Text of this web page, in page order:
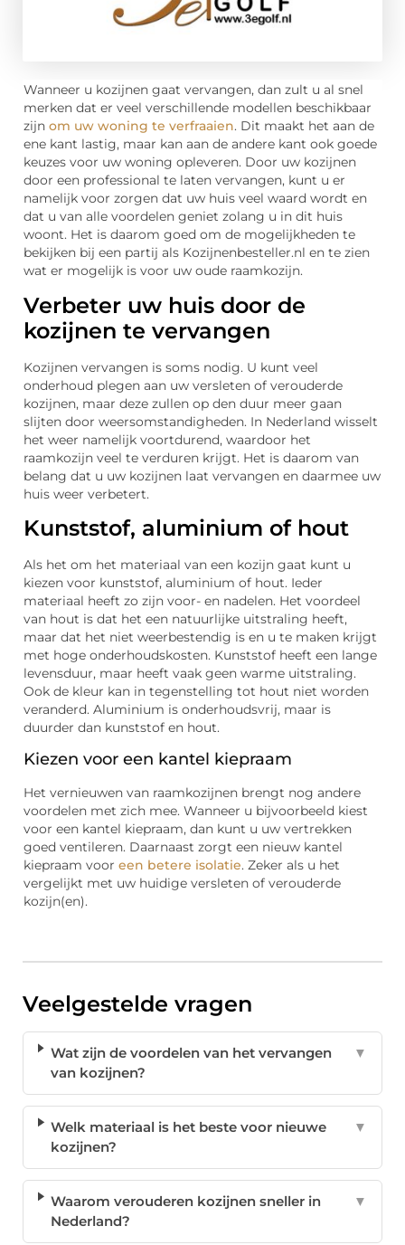
Wanneer u kozijnen gaat vervangen, dan zult u al snel
merken dat er veel verschillende modellen beschikbaar
zijn om uw woning te verfraaien. Dit maakt het aan de
ene kant lastig, maar kan aan de andere kant ook goede
keuzes voor uw woning opleveren. Door uw kozijnen
door een professional te laten vervangen, kunt u er
namelijk voor zorgen dat uw huis veel waard wordt en
dat u van alle voordelen geniet zolang u in dit huis
woont. Het is daarom goed om de mogelijkheden te
bekijken bij een partij als Kozijnenbesteller.nl en te zien
wat er mogelijk is voor uw oude raamkozijn.
Verbeter uw huis door de
kozijnen te vervangen
Kozijnen vervangen is soms nodig. U kunt veel
onderhoud plegen aan uw versleten of verouderde
kozijnen, maar deze zullen op den duur meer gaan
slijten door weersomstandigheden. In Nederland wisselt
het weer namelijk voortdurend, waardoor het
raamkozijn veel te verduren krijgt. Het is daarom van
belang dat u uw kozijnen laat vervangen en daarmee uw
huis weer verbetert.
Kunststof, aluminium of hout
Als het om het materiaal van een kozijn gaat kunt u
kiezen voor kunststof, aluminium of hout. Ieder
materiaal heeft zo zijn voor- en nadelen. Het voordeel
van hout is dat het een natuurlijke uitstraling heeft,
maar dat het niet weerbestendig is en u te maken krijgt
met hoge onderhoudskosten. Kunststof heeft een lange
levensduur, maar heeft vaak geen warme uitstraling.
Ook de kleur kan in tegenstelling tot hout niet worden
veranderd. Aluminium is onderhoudsvrij, maar is
duurder dan kunststof en hout.
Kiezen voor een kantel kiepraam
Het vernieuwen van raamkozijnen brengt nog andere
voordelen met zich mee. Wanneer u bijvoorbeeld kiest
voor een kantel kiepraam, dan kunt u uw vertrekken
goed ventileren. Daarnaast zorgt een nieuw kantel
kiepraam voor een betere isolatie. Zeker als u het
vergelijkt met uw huidige versleten of verouderde
kozijn(en).
Veelgestelde vragen
Wat zijn de voordelen van het vervangen
van kozijnen?
▼
Welk materiaal is het beste voor nieuwe
kozijnen?
▼
Waarom verouderen kozijnen sneller in
Nederland?
▼